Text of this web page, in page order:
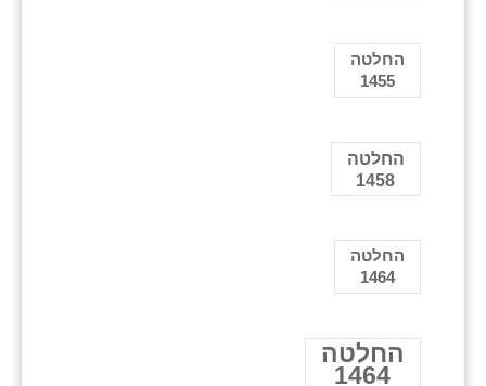
החלטה
1455
החלטה
1458
החלטה
1464
החלטה
1464